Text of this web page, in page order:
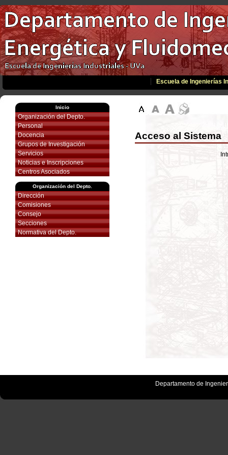
Escuela de Ingenierías
Inicio
Organización del Depto.
Personal
Docencia
Grupos de Investigación
Servicios
Noticias e Inscripciones
Centros Asociados
Organización del Depto.
Dirección
Comisiones
Consejo
Secciones
Normativa del Depto.
Acceso al Sistema
Departamento de